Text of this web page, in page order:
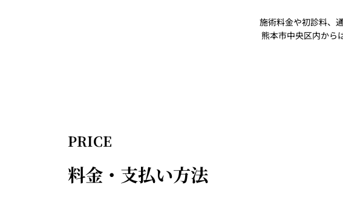
施術料金や初診料、
熊本市中央区内から
PRICE
料金・支払い方法